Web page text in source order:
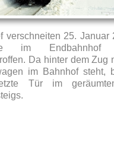
verschneiten 25. Januar
im Endbahnhof
Da hinter dem Zug
im Bahnhof steht,
Tür im